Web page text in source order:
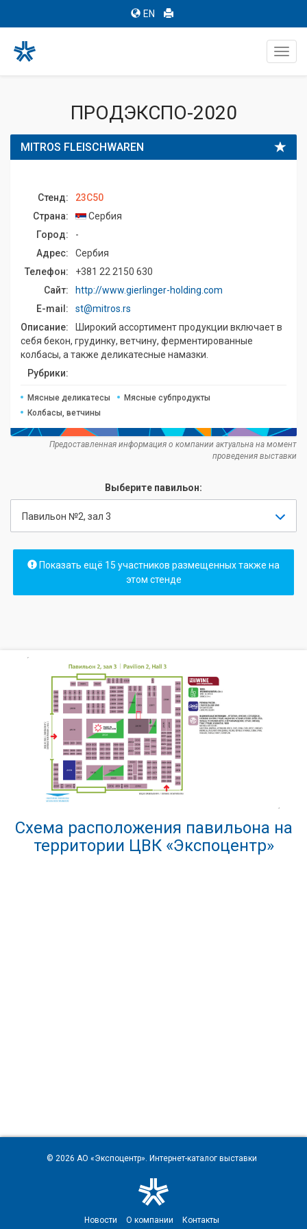
EN
ПРОДЭКСПО-2020
MITROS FLEISCHWAREN
Стенд:
23C50
Страна:
Сербия
Город:
-
Адрес:
Сербия
Телефон:
+381 22 2150 630
Сайт:
http://www.gierlinger-holding.com
E-mail:
st@mitros.rs
Описание:
Широкий ассортимент продукции включает в
себя бекон, грудинку, ветчину, ферментированные
колбасы, а также деликатесные намазки.
Рубрики:
Мясные деликатесы
Мясные субпродукты
Колбасы, ветчины
Предоставленная информация о компании актуальна на момент
проведения выставки
Выберите павильон:
Павильон №2, зал 3
Показать ещё 15 участников размещенных также на
этом стенде
Схема расположения павильона на
территории ЦВК «Экспоцентр»
© 2026 АО «Экспоцентр». Интернет-каталог выставки
Новости О компании Контакты